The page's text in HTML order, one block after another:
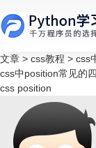
文章 > css教程 > css
css中position常见的
css position